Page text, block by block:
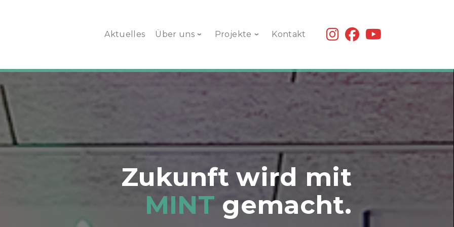
Aktuelles Über uns Projekte Kontakt
fab
fa-
fab
fa-
Zukunft wird mit
MINT gemacht.